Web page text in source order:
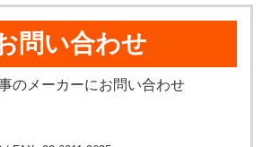
問い合わせ
のメーカーにお問い合わせ